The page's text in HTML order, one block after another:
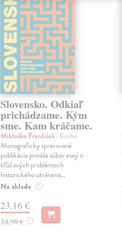
Slovensko. Odkiaľ
prichádzame. Kým
sme. Kam kráčame.
Mikloško František| Kniha
Monograficky spracovaná
publikácia prináša súbor esejí o
kľúčových problémoch
historického utvárania...
Na sklade ?
23,16 €
24,90 € ?